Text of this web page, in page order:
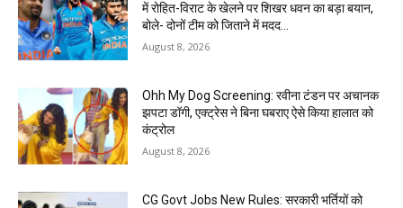
में रोहित-विराट के खेलने पर शिखर धवन का बड़ा बयान,
बोले- दोनों टीम को जिताने में मदद...
August 8, 2026
Ohh My Dog Screening: रवीना टंडन पर अचानक
झपटा डॉगी, एक्ट्रेस ने बिना घबराए ऐसे किया हालात को
कंट्रोल
August 8, 2026
CG Govt Jobs New Rules: सरकारी भर्तियों को